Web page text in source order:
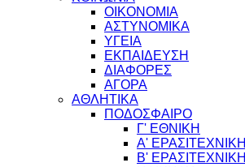
ΟΙΚΟΝΟΜΙΑ
ΑΣΤΥΝΟΜΙΚΑ
ΥΓΕΙΑ
ΕΚΠΑΙΔΕΥΣΗ
ΔΙΑΦΟΡΕΣ
ΑΓΟΡΑ
ΑΘΛΗΤΙΚΑ
ΠΟΔΟΣΦΑΙΡΟ
Γ' ΕΘΝΙΚΗ
Α' ΕΡΑΣΙΤΕΧΝΙΚΗ
Β' ΕΡΑΣΙΤΕΧΝΙΚΗ